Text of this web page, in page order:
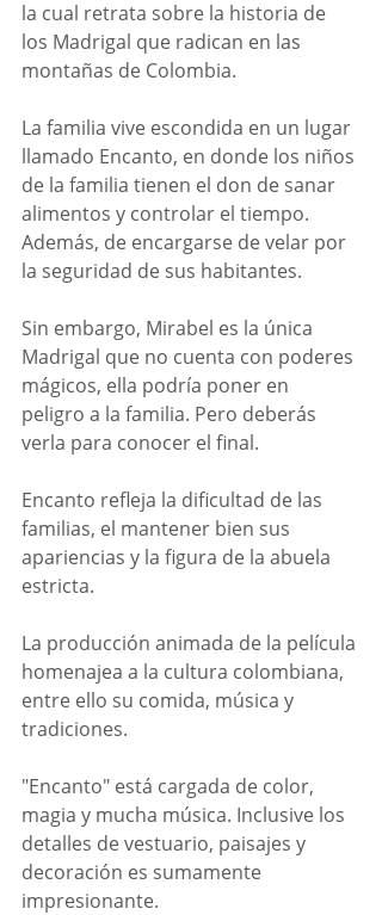
la cual retrata sobre la historia de
los Madrigal que radican en las
montañas de Colombia.
La familia vive escondida en un lugar
llamado Encanto, en donde los niños
de la familia tienen el don de sanar
alimentos y controlar el tiempo.
Además, de encargarse de velar por
la seguridad de sus habitantes.
Sin embargo, Mirabel es la única
Madrigal que no cuenta con poderes
mágicos, ella podría poner en
peligro a la familia. Pero deberás
verla para conocer el final.
Encanto refleja la dificultad de las
familias, el mantener bien sus
apariencias y la figura de la abuela
estricta.
La producción animada de la película
homenajea a la cultura colombiana,
entre ello su comida, música y
tradiciones.
"Encanto" está cargada de color,
magia y mucha música. Inclusive los
detalles de vestuario, paisajes y
decoración es sumamente
impresionante.